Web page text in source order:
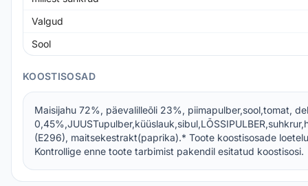
Valgud
Sool
KOOSTISOSAD
Maisijahu 72%, päevalilleõli 23%, piimapulber,sool,tomat,
(E296), maitsekestrakt(paprika).* Toote koostisosade
Kontrollige enne toote tarbimist pakendil esitatud koostisosi.